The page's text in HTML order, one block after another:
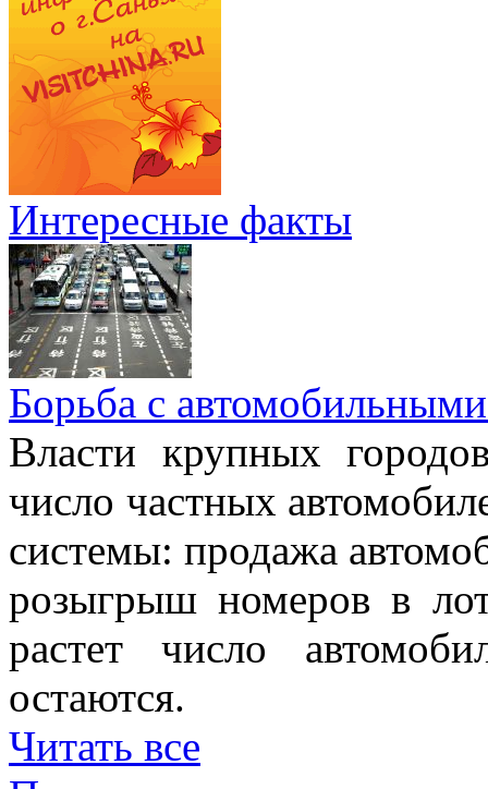
Интересные факты
Борьба с
Власти крупных
число частных
системы: продажа
розыгрыш номеров в
растет число
остаются.
Читать все